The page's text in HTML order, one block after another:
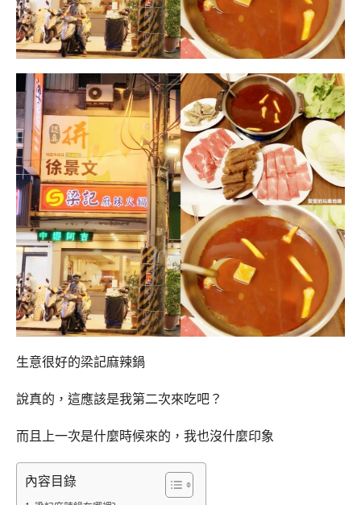
生意很好的梁記麻辣鍋
說真的，這應該是我第二次來吃吧？
而且上一次是什麼時候來的，我也沒什麼印象
內容目錄